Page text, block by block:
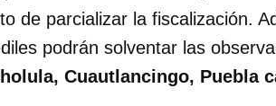
de parcializar la fiscalización.
podrán solventar las
Cuautlancingo, Puebla